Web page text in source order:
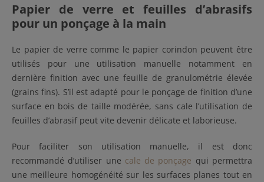
Papier de verre et feuilles d’abrasifs
pour un ponçage à la main
Le papier de verre comme le papier corindon peuvent être
utilisés pour une utilisation manuelle notamment en
dernière finition avec une feuille de granulométrie élevée
(grains fins). S’il est adapté pour le ponçage de finition d’une
surface en bois de taille modérée, sans cale l’utilisation de
feuilles d’abrasif peut vite devenir délicate et laborieuse.
Pour faciliter son utilisation manuelle, il est donc
recommandé d’utiliser une cale de ponçage qui permettra
une meilleure homogénéité sur les surfaces planes tout en